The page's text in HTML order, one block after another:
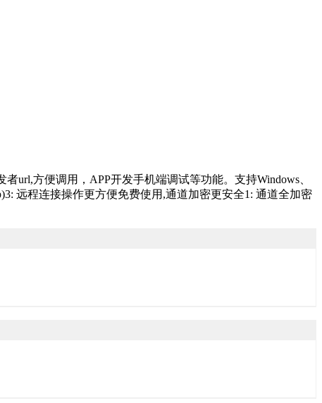
url,方便调用，APP开发手机端调试等功能。支持Windows、
远程连接操作更方便免费使用,通道加密更安全1: 通道全加密